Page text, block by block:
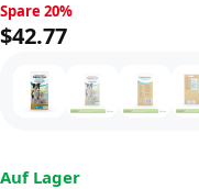
Spare 20%, $42.77
Spare 20%
$42.77
Auf Lager